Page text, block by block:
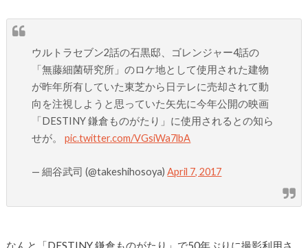
ウルトラセブン2話の石黒邸、ゴレンジャー4話の
「無藤細菌研究所」のロケ地として使用された建物
が昨年所有していた東芝から日テレに売却されて動
向を注視しようと思っていた矢先に今年公開の映画
「DESTINY 鎌倉ものがたり」に使用されるとの知ら
せが。pic.twitter.com/VGsiWa7lbA
— 細谷武司 (@takeshihosoya)April 7, 2017
なんと「DESTINY 鎌倉ものがたり」で50年ぶりに撮影利用さ